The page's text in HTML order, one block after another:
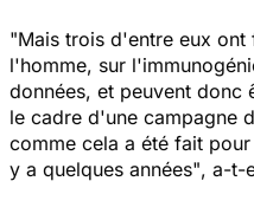
"Mais trois d'entre eux
l'homme, sur
données, et peuvent donc
le cadre d'une campagne
comme cela a été fait
y a quelques années", a-t-